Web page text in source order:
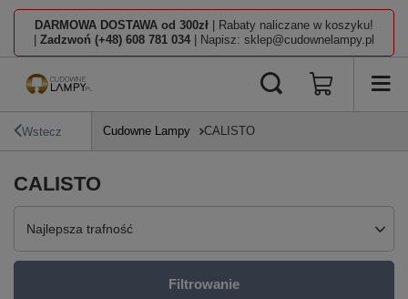
DARMOWA DOSTAWA od 300zł | Rabaty naliczane w koszyku!
Zadzwoń (+48) 608 781 034 | Napisz: sklep@cudownelampy.pl
Wstecz Cudowne Lampy CALISTO
CALISTO
Zmień sortowanie
Najlepsza trafność
Filtrowanie